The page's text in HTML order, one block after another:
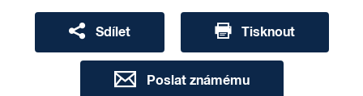
Sdílet Tisknout
Poslat známému